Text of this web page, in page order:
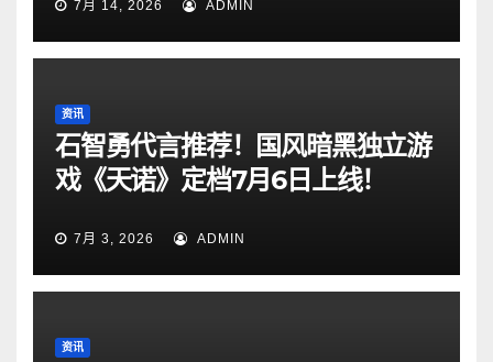
7月 14, 2026 ADMIN
资讯
石智勇代言推荐！国风暗黑独立游
戏《天诺》定档7月6日上线！
7月 3, 2026 ADMIN
资讯